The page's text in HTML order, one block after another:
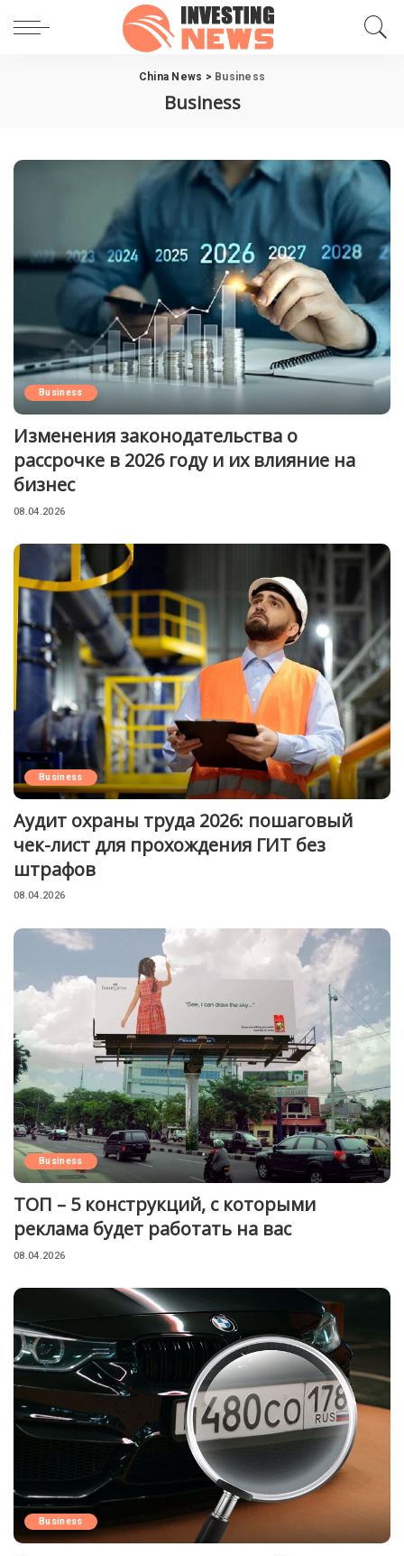
China News > Business
Business
Business
Изменения законодательства о
рассрочке в 2026 году и их влияние на
бизнес
08.04.2026
Business
Аудит охраны труда 2026: пошаговый
чек-лист для прохождения ГИТ без
штрафов
08.04.2026
Business
ТОП – 5 конструкций, с которыми
реклама будет работать на вас
08.04.2026
Business